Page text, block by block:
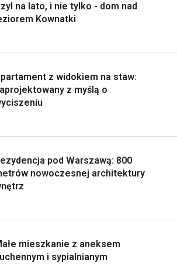
na lato, i nie tylko - dom nad
Kownatki
z widokiem na staw:
z myślą o
pod Warszawą: 800
nowoczesnej architektury
mieszkanie z aneksem
i sypialnianym